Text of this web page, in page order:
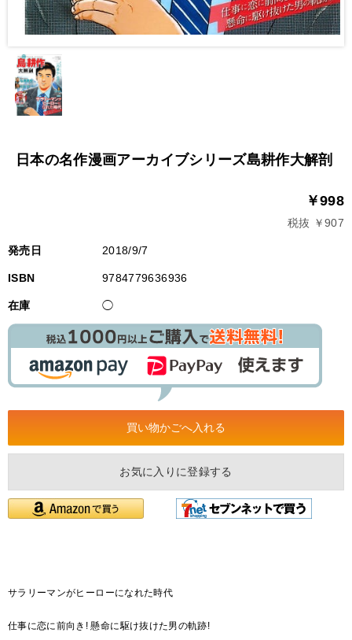
日本の名作漫画アーカイブシリーズ島耕作大解剖
￥998
税抜 ￥907
発売日 2018/9/7
ISBN 9784779636936
在庫 ◯
お気に入りに登録する
サラリーマンがヒーローになれた時代
仕事に恋に前向き! 懸命に駆け抜けた男の軌跡!